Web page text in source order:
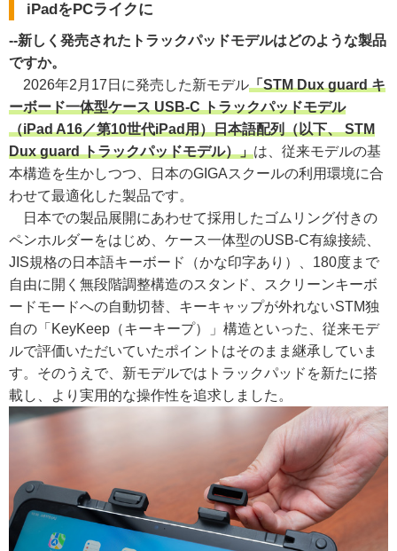
iPadをPCライクに
--新しく発売されたトラックパッドモデルはどのような製品
ですか。
2026年2月17日に発売した新モデル「STM Dux guard キ
ーボード一体型ケース USB-C トラックパッドモデル
（iPad A16／第10世代iPad用）日本語配列（以下、 STM
Dux guard トラックパッドモデル）」は、従来モデルの基
本構造を生かしつつ、日本のGIGAスクールの利用環境に合
わせて最適化した製品です。
日本での製品展開にあわせて採用したゴムリング付きの
ペンホルダーをはじめ、ケース一体型のUSB-C有線接続、
JIS規格の日本語キーボード（かな印字あり）、180度まで
自由に開く無段階調整構造のスタンド、スクリーンキーボ
ードモードへの自動切替、キーキャップが外れないSTM独
自の「KeyKeep（キーキープ）」構造といった、従来モデ
ルで評価いただいていたポイントはそのまま継承していま
す。そのうえで、新モデルではトラックパッドを新たに搭
載し、より実用的な操作性を追求しました。